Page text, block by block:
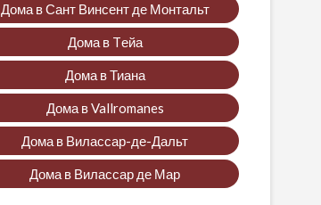
Дома в Сант Винсент де Монтальт
Дома в Tейа
Дома в Тиана
Дома в Vallromanes
Дома в Вилассар-де-Дальт
Дома в Вилассар де Мар